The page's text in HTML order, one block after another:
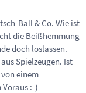
Ball & Co. Wie ist
die Beißhemmung
doch loslassen.
Spielzeugen. Ist
einem
Voraus :-)